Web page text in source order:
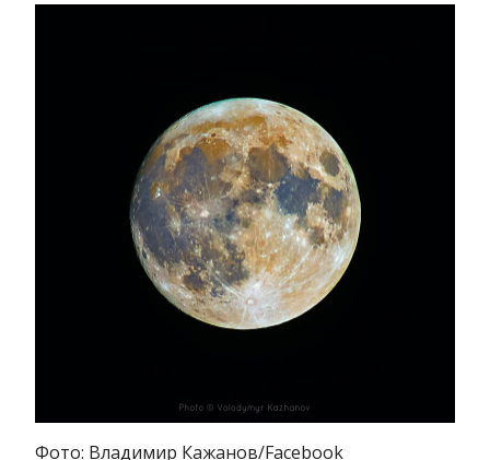
Фото: Владимир Кажанов/Facebook